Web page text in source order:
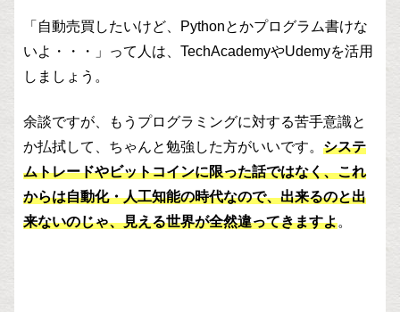
「自動売買したいけど、Pythonとかプログラム書けな
いよ・・・」って人は、TechAcademyやUdemyを活用
しましょう。
余談ですが、もうプログラミングに対する苦手意識と
か払拭して、ちゃんと勉強した方がいいです。 システ
ムトレードやビットコインに限った話ではなく、これ
からは自動化・人工知能の時代なので、出来るのと出
来ないのじゃ、見える世界が全然違ってきますよ。